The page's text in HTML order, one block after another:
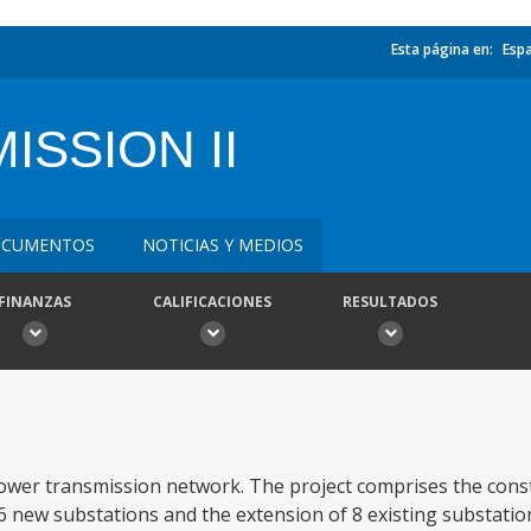
Esta página en:
II
NOTICIAS Y MEDIOS
CALIFICACIONES RESULTADOS
transmission network. The project comprises the
new substations and the extension of 8 existing